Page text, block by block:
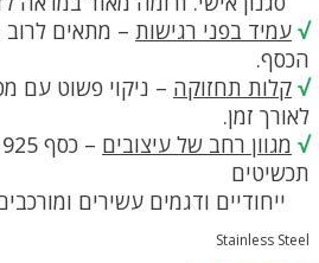
√ עמיד בפני רגישות – מתאים
הכסף.
√ קלות תחזוקה – ניקוי פשוט עם
לאורך זמן.
√ מגוון רחב של עיצובים
תכשיטים
ייחודיים ודגמים עשירים
Stainless Steel